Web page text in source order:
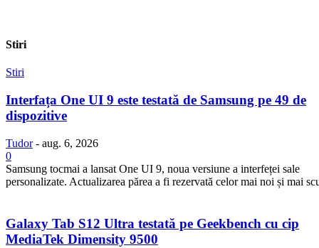
Stiri
Stiri
Interfața One UI 9 este testată de Samsung pe 49 de
dispozitive
Tudor - aug. 6, 2026
0
Samsung tocmai a lansat One UI 9, noua versiune a interfeței sale
personalizate. Actualizarea părea a fi rezervată celor mai noi și mai
Galaxy Tab S12 Ultra testată pe Geekbench cu cip
MediaTek Dimensity 9500